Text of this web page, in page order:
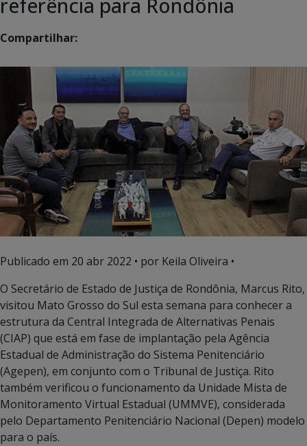
Compartilhar:
Publicado em 20 abr 2022 • por Keila Oliveira •
O Secretário de Estado de Justiça de Rondônia, Marcus Rito,
visitou Mato Grosso do Sul esta semana para conhecer a
estrutura da Central Integrada de Alternativas Penais
(CIAP) que está em fase de implantação pela Agência
Estadual de Administração do Sistema Penitenciário
(Agepen), em conjunto com o Tribunal de Justiça. Rito
também verificou o funcionamento da Unidade Mista de
Monitoramento Virtual Estadual (UMMVE), considerada
pelo Departamento Penitenciário Nacional (Depen) modelo
para o país.